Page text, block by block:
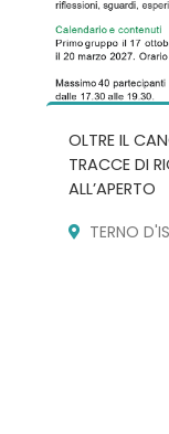
OLTRE IL
TRACCE DI
ALL’APERTO
TERNO